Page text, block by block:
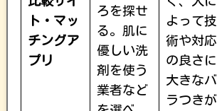
ト・マッ
チングア
プリ
ろを探せ
る。肌に
優しい洗
剤を使う
業者など
よって技
術や対応
の良さに
大きなバ
ラつきが